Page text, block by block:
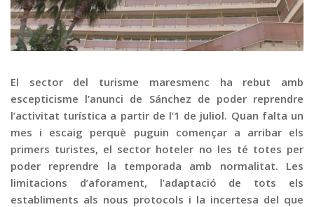
Publicitat
Contacte
El sector del turisme maresmenc ha rebut amb
escepticisme l’anunci de Sánchez de poder reprendre
l’activitat turística a partir de l’1 de juliol. Quan falta un
mes i escaig perquè puguin començar a arribar els
primers turistes, el sector hoteler no les té totes per
poder reprendre la temporada amb normalitat. Les
limitacions d’aforament, l’adaptació de tots els
establiments als nous protocols i la incertesa del que